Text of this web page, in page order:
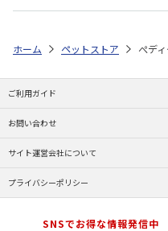
ホーム ペットストア ぺデ
ご利用ガイド
お問い合わせ
サイト運営会社について
プライバシーポリシー
SNSでお得な情報発信中